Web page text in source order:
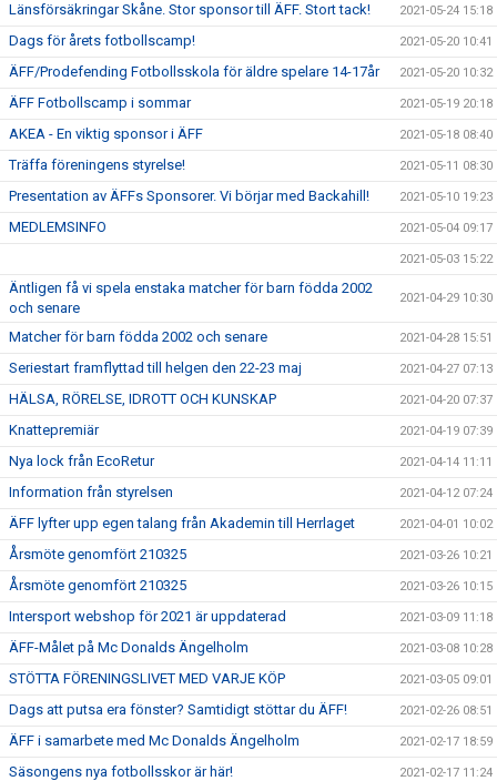
Länsförsäkringar Skåne. Stor sponsor till ÄFF. Stort tack! 2021-05-24 15:18
Dags för årets fotbollscamp! 2021-05-20 10:41
ÄFF/Prodefending Fotbollsskola för äldre spelare 14-17år 2021-05-20 10:32
ÄFF Fotbollscamp i sommar 2021-05-19 20:18
AKEA - En viktig sponsor i ÄFF 2021-05-18 08:40
Träffa föreningens styrelse! 2021-05-11 08:30
Presentation av ÄFFs Sponsorer. Vi börjar med Backahill! 2021-05-10 19:23
MEDLEMSINFO 2021-05-04 09:17
2021-05-03 15:22
Äntligen få vi spela enstaka matcher för barn födda 2002
och senare
2021-04-29 10:30
Matcher för barn födda 2002 och senare 2021-04-28 15:51
Seriestart framflyttad till helgen den 22-23 maj 2021-04-27 07:13
HÄLSA, RÖRELSE, IDROTT OCH KUNSKAP 2021-04-20 07:37
Knattepremiär 2021-04-19 07:39
Nya lock från EcoRetur 2021-04-14 11:11
Information från styrelsen 2021-04-12 07:24
ÄFF lyfter upp egen talang från Akademin till Herrlaget 2021-04-01 10:02
Årsmöte genomfört 210325 2021-03-26 10:21
Årsmöte genomfört 210325 2021-03-26 10:15
Intersport webshop för 2021 är uppdaterad 2021-03-09 11:18
ÄFF-Målet på Mc Donalds Ängelholm 2021-03-08 10:28
STÖTTA FÖRENINGSLIVET MED VARJE KÖP 2021-03-05 09:01
Dags att putsa era fönster? Samtidigt stöttar du ÄFF! 2021-02-26 08:51
ÄFF i samarbete med Mc Donalds Ängelholm 2021-02-17 18:59
Säsongens nya fotbollsskor är här! 2021-02-17 11:24